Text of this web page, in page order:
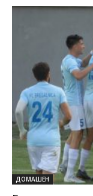
ДОМАШЕН